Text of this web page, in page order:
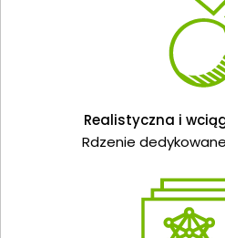
Realistyczna i
Rdzenie